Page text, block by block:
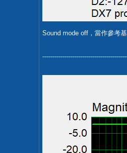
Sound mode off，當作參考